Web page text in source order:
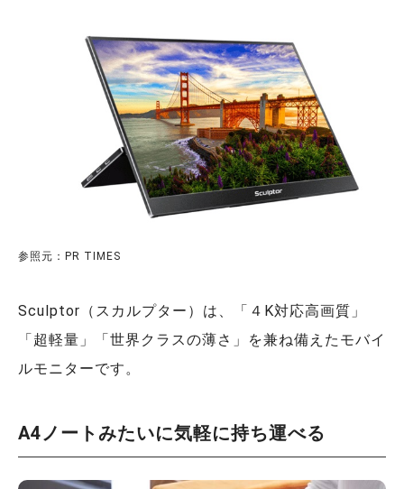
参照元：PR TIMES
Sculptor（スカルプター）は、「４K対応高画質」
「超軽量」「世界クラスの薄さ」を兼ね備えたモバイ
ルモニターです。
A4ノートみたいに気軽に持ち運べる